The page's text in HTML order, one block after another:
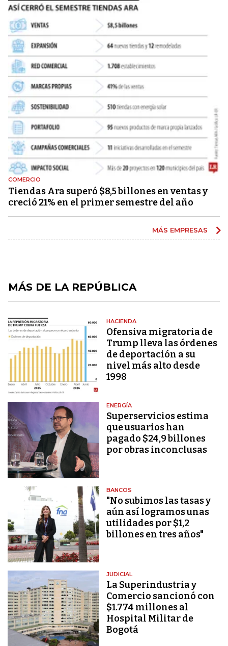
COMERCIO
Tiendas Ara superó $8,5 billones en ventas y
creció 21% en el primer semestre del año
MÁS EMPRESAS
MÁS DE LA REPÚBLICA
HACIENDA
Ofensiva migratoria de
Trump lleva las órdenes
de deportación a su
nivel más alto desde
1998
ENERGÍA
Superservicios estima
que usuarios han
pagado $24,9 billones
por obras inconclusas
BANCOS
"No subimos las tasas y
aún así logramos unas
utilidades por $1,2
billones en tres años"
JUDICIAL
La Superindustria y
Comercio sancionó con
$1.774 millones al
Hospital Militar de
Bogotá